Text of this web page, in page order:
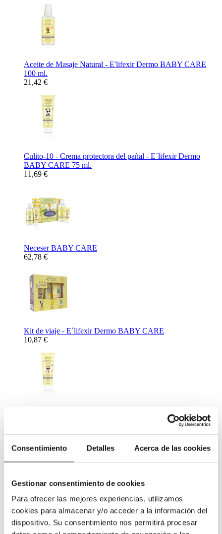
Consentimiento Detalles Acerca de las cookies
Gestionar consentimiento de cookies
Para ofrecer las mejores experiencias, utilizamos
cookies para almacenar y/o acceder a la información del
dispositivo. Su consentimiento nos permitirá procesar
Aceite de Masaje Natural - E'lifexir Dermo BABY CARE
100 ml.
21,42 €
Culito-10 - Crema protectora del pañal - E´lifexir Dermo
BABY CARE 75 ml.
11,69 €
Neceser BABY CARE
62,78 €
Kit de viaje - E´lifexir Dermo BABY CARE
10,87 €
Crema Solar Mineral Protection SPF50 - E´lifexir Dermo
Complemento Alimenticio para ayudar al descanso nocturno -
Netisum VPT 60 caps
11,31 €